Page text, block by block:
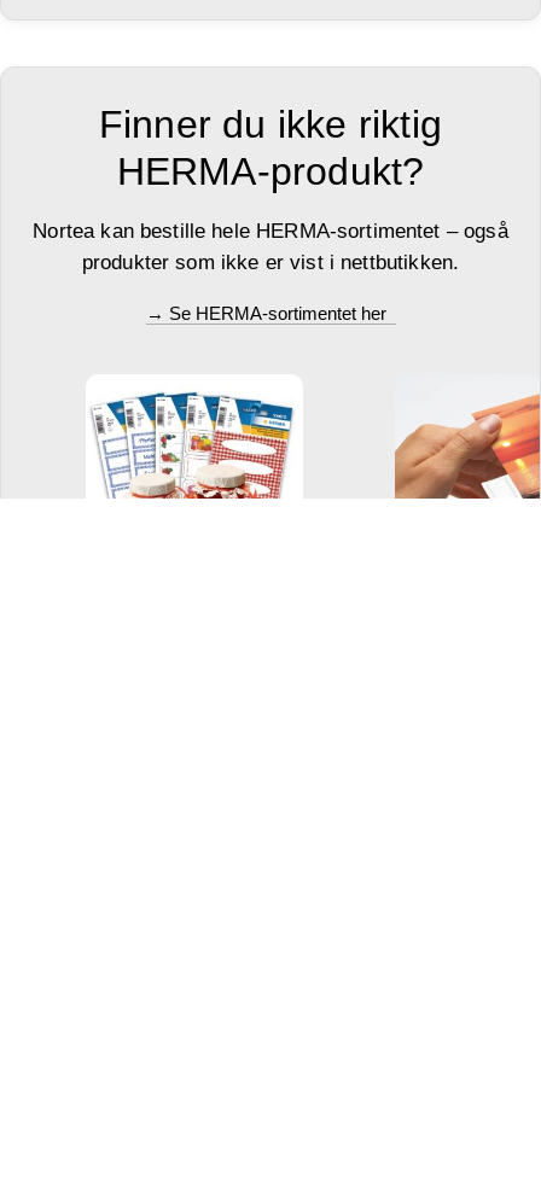
Finner du ikke riktig
HERMA-produkt?
Nortea kan bestille hele HERMA-sortimentet – også
produkter som ikke er vist i nettbutikken.
→ Se HERMA-sortimentet her